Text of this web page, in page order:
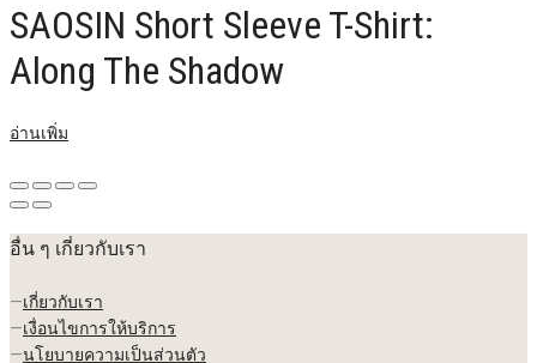
SAOSIN Short Sleeve T-Shirt:
Along The Shadow
อ่านเพิ่ม
อื่น ๆ เกี่ยวกับเรา
—เกี่ยวกับเรา
—เงื่อนไขการให้บริการ
—นโยบายความเป็นส่วนตัว